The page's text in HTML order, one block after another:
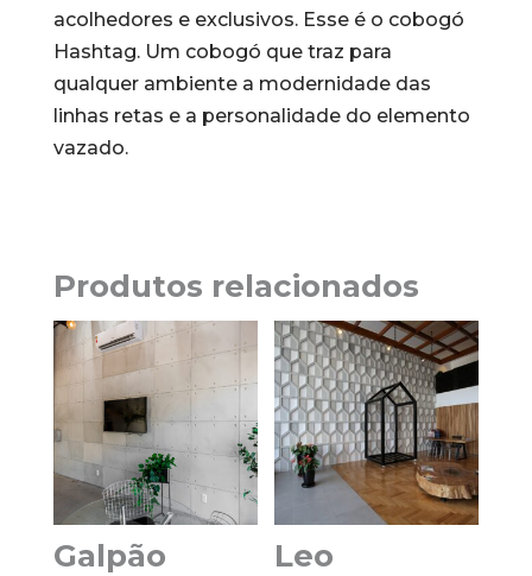
acolhedores e exclusivos. Esse é o cobogó
Hashtag. Um cobogó que traz para
qualquer ambiente a modernidade das
linhas retas e a personalidade do elemento
vazado.
Produtos relacionados
Galpão Leo